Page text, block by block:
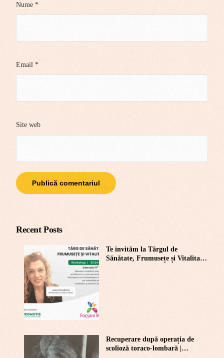
Nume*
Email*
Site web
Recent Posts
Te invităm la Târgul de
Sănătate, Frumusețe și Vitalitate
Recuperare după operația de
scolioză toraco-lombară |